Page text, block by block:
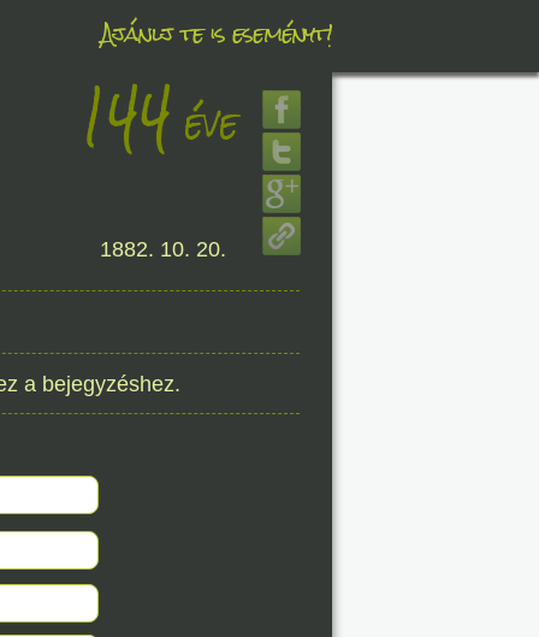
Ajánlj te is eseményt!
144 éve
1882. 10. 20.
a bejegyzéshez.